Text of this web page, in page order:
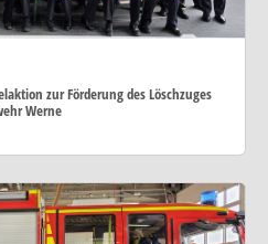
zur Förderung des Löschzuges
Werne